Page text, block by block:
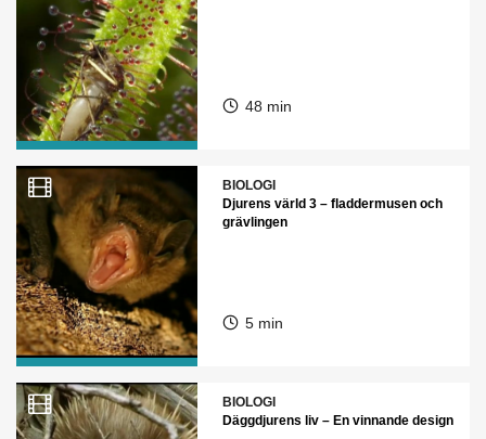
48 min
BIOLOGI
Djurens värld 3 – fladdermusen och
grävlingen
5 min
BIOLOGI
Däggdjurens liv – En vinnande design